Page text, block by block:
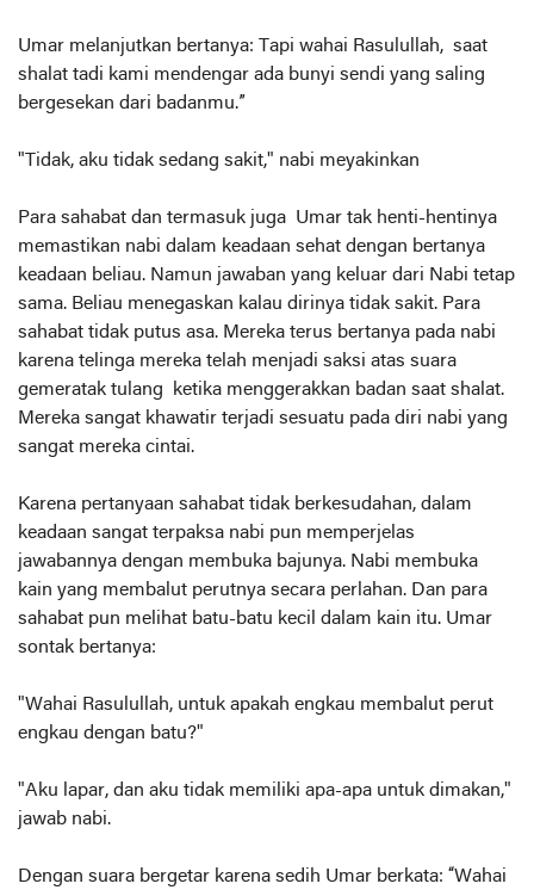
Umar melanjutkan bertanya: Tapi wahai Rasulullah, saat
shalat tadi kami mendengar ada bunyi sendi yang saling
bergesekan dari badanmu.”
"Tidak, aku tidak sedang sakit," nabi meyakinkan
Para sahabat dan termasuk juga Umar tak henti-hentinya
memastikan nabi dalam keadaan sehat dengan bertanya
keadaan beliau. Namun jawaban yang keluar dari Nabi tetap
sama. Beliau menegaskan kalau dirinya tidak sakit. Para
sahabat tidak putus asa. Mereka terus bertanya pada nabi
karena telinga mereka telah menjadi saksi atas suara
gemeratak tulang ketika menggerakkan badan saat shalat.
Mereka sangat khawatir terjadi sesuatu pada diri nabi yang
sangat mereka cintai.
Karena pertanyaan sahabat tidak berkesudahan, dalam
keadaan sangat terpaksa nabi pun memperjelas
jawabannya dengan membuka bajunya. Nabi membuka
kain yang membalut perutnya secara perlahan. Dan para
sahabat pun melihat batu-batu kecil dalam kain itu. Umar
sontak bertanya:
"Wahai Rasulullah, untuk apakah engkau membalut perut
engkau dengan batu?"
"Aku lapar, dan aku tidak memiliki apa-apa untuk dimakan,"
jawab nabi.
Dengan suara bergetar karena sedih Umar berkata: “Wahai